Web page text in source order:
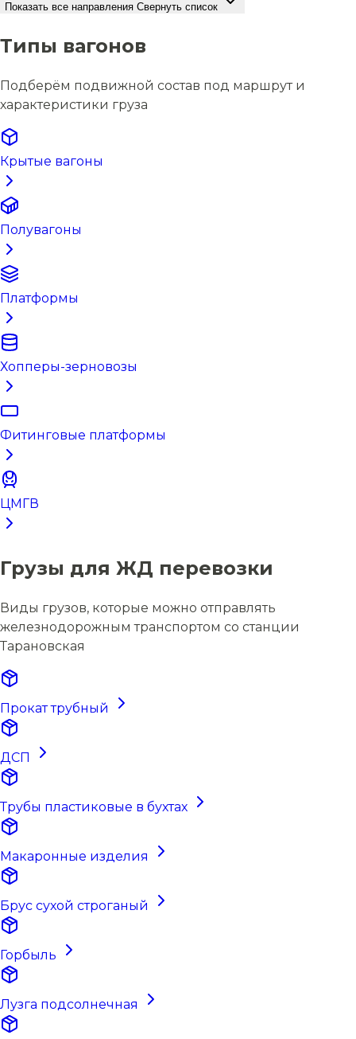
Показать все направления Свернуть список
Типы вагонов
Подберём подвижной состав под маршрут и
характеристики груза
Крытые вагоны
Полувагоны
Платформы
Хопперы-зерновозы
Фитинговые платформы
ЦМГВ
Грузы для ЖД перевозки
Виды грузов, которые можно отправлять
железнодорожным транспортом со станции
Тарановская
Прокат трубный
ДСП
Трубы пластиковые в бухтах
Макаронные изделия
Брус сухой строганый
Горбыль
Лузга подсолнечная